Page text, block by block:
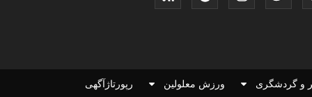
و گردشگری ورزش معلولین رپورتاژآگهی